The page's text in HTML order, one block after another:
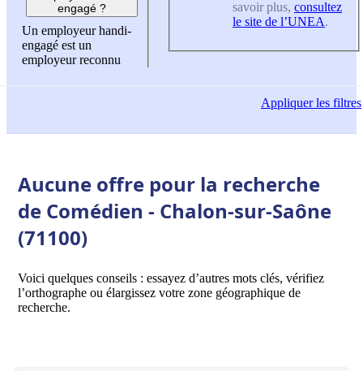
engagé ?
Un employeur handi-
engagé est un
employeur reconnu
savoir plus, consultez
le site de l’UNEA.
Appliquerles filtres
Aucune offre pour la recherche
de Comédien - Chalon-sur-Saône
(71100)
Voici quelques conseils : essayez d’autres mots clés, vérifiez
l’orthographe ou élargissez votre zone géographique de
recherche.